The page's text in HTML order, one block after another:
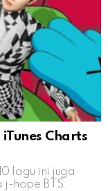
Charts
lagu ini juga
j-hope BTS.